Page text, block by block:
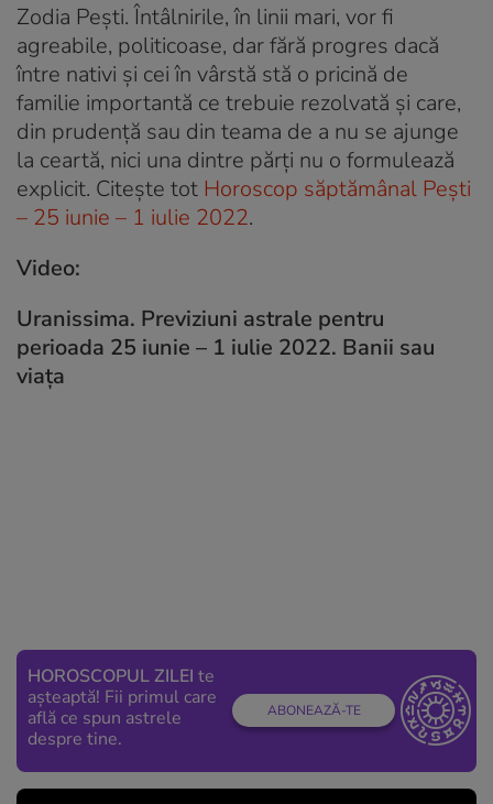
Zodia Pești. Întâlnirile, în linii mari, vor fi
agreabile, politicoase, dar fără progres dacă
între nativi și cei în vârstă stă o pricină de
familie importantă ce trebuie rezolvată și care,
din prudență sau din teama de a nu se ajunge
la ceartă, nici una dintre părți nu o formulează
explicit. Citește tot Horoscop săptămânal Pești
– 25 iunie – 1 iulie 2022.
Video:
Uranissima. Previziuni astrale pentru
perioada 25 iunie – 1 iulie 2022. Banii sau
viața
HOROSCOPUL ZILEI te
așteaptă! Fii primul care
află ce spun astrele
despre tine.
ABONEAZĂ-TE